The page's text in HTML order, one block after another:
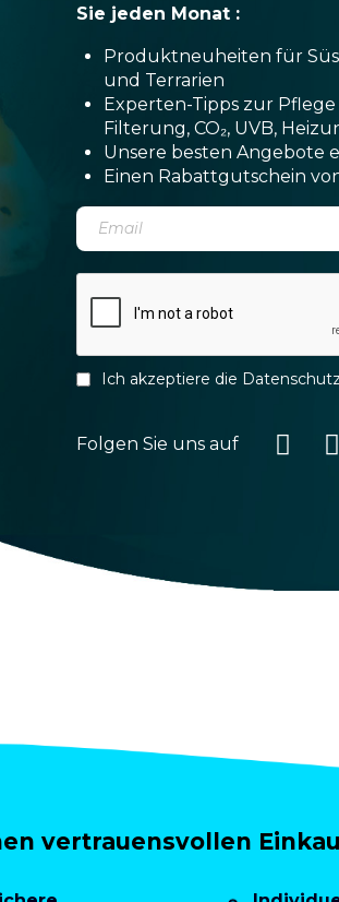
Sie jeden Monat :
Produktneuheiten für
und Terrarien
Experten-Tipps zur
Filterung, CO₂, UVB,
Unsere besten Angebote
Einen Rabattgutschein
Ich akzeptiere die
Folgen Sie uns auf
vertrauensvollen